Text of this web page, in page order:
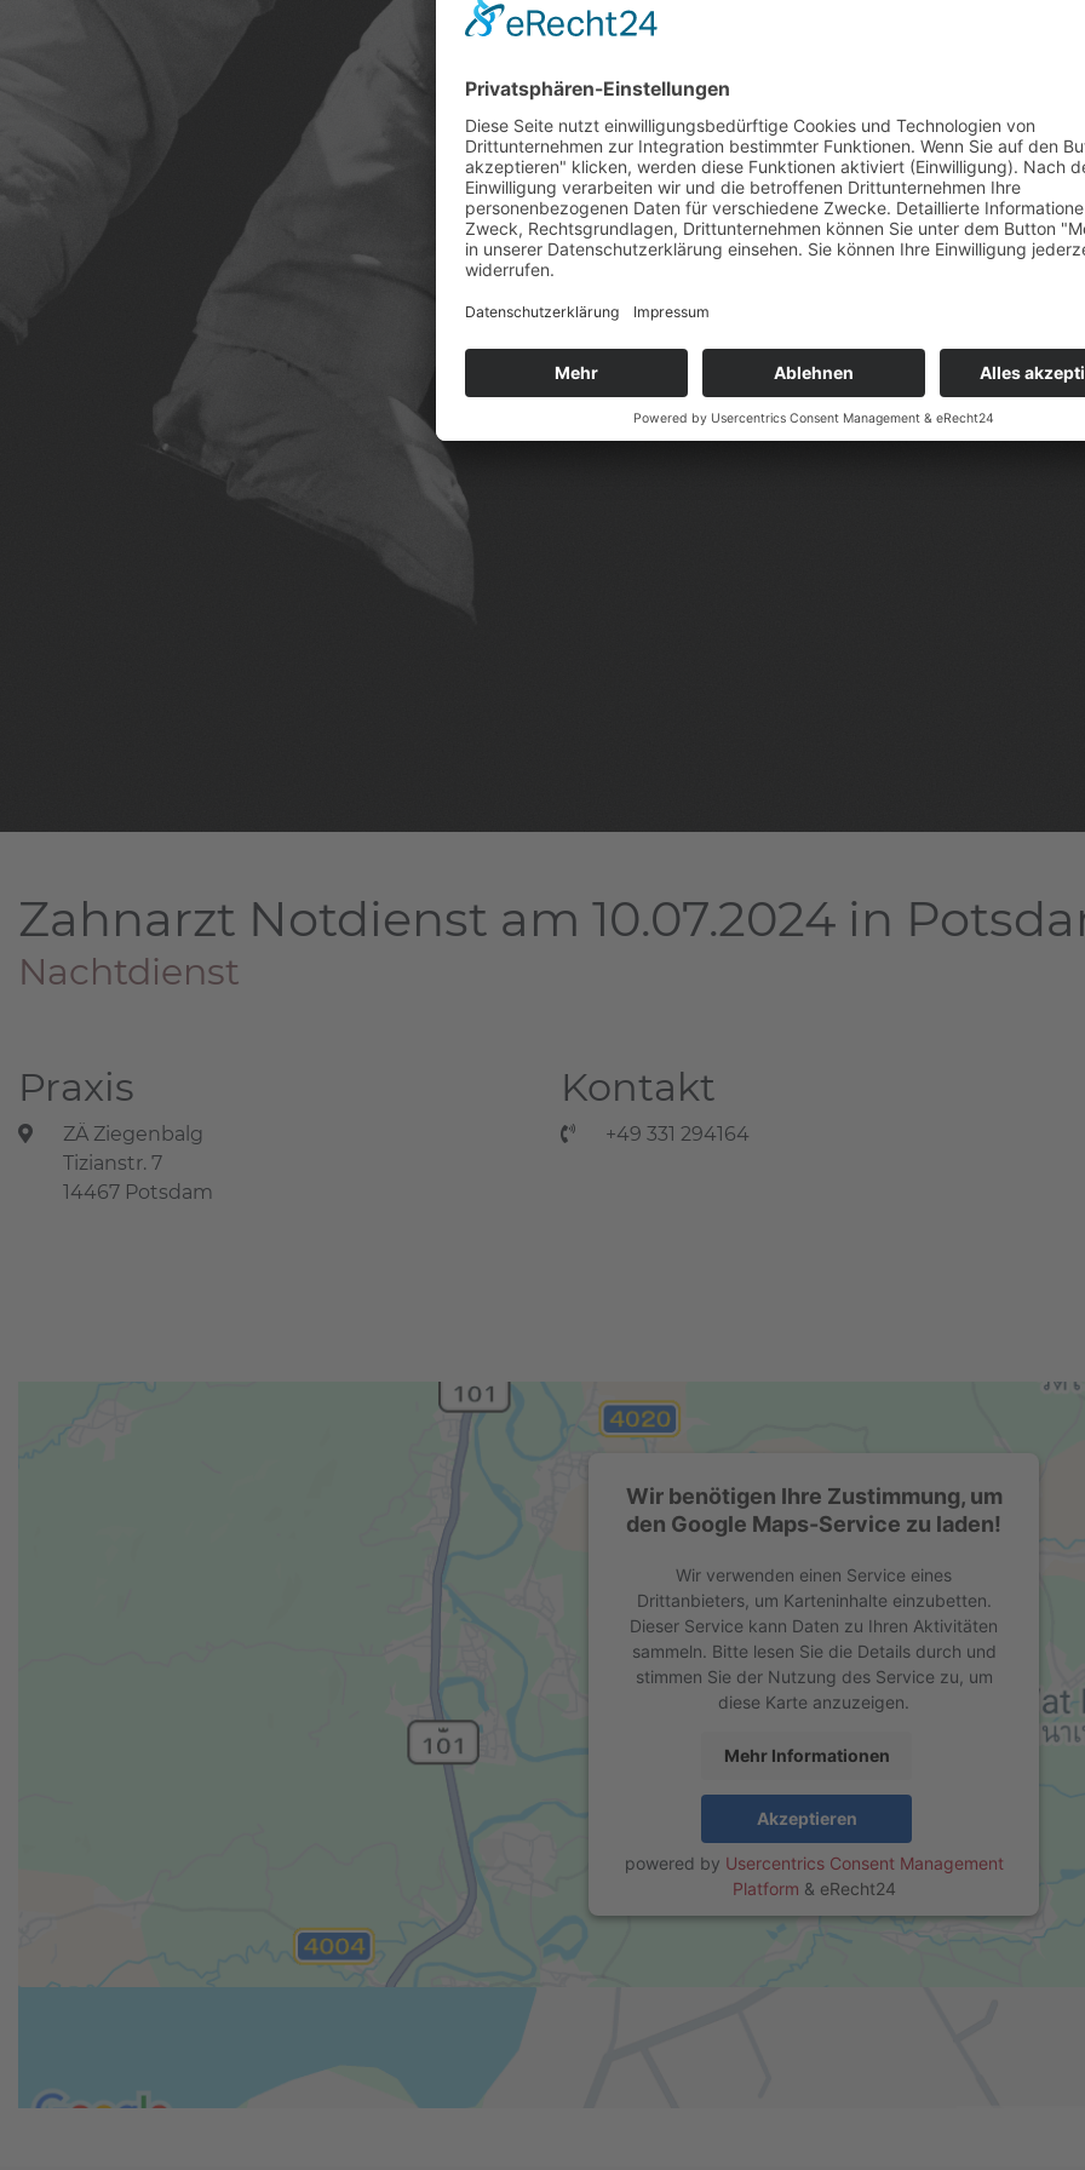
Zahnarzt Notdienst am 10.07.2024 in
Nachtdienst
Praxis
ZÄ Ziegenbalg
Tizianstr. 7
14467 Potsdam
Kontakt
+49 331 294164
Wir benötigen Ihre Zustimmung, um
den Google Maps-Service zu laden!
Wir verwenden einen Service eines
Drittanbieters, um Karteninhalte einzubetten.
Dieser Service kann Daten zu Ihren Aktivitäten
sammeln. Bitte lesen Sie die Details durch und
stimmen Sie der Nutzung des Service zu, um
diese Karte anzuzeigen.
Mehr Informationen
Akzeptieren
powered by Usercentrics Consent Management
Platform & eRecht24